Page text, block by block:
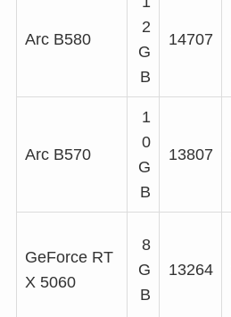
Arc B580
2
G
B
14707
Arc B570
1
0
G
B
13807
GeForce RT
X 5060
8
G
B
13264